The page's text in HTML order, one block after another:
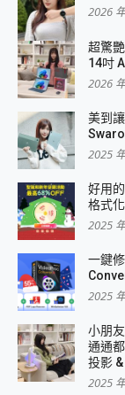
2026
超驚
14吋
2026
美到
2025
好用
格式
2025
一鍵
2025
小朋
通通
投影
2025